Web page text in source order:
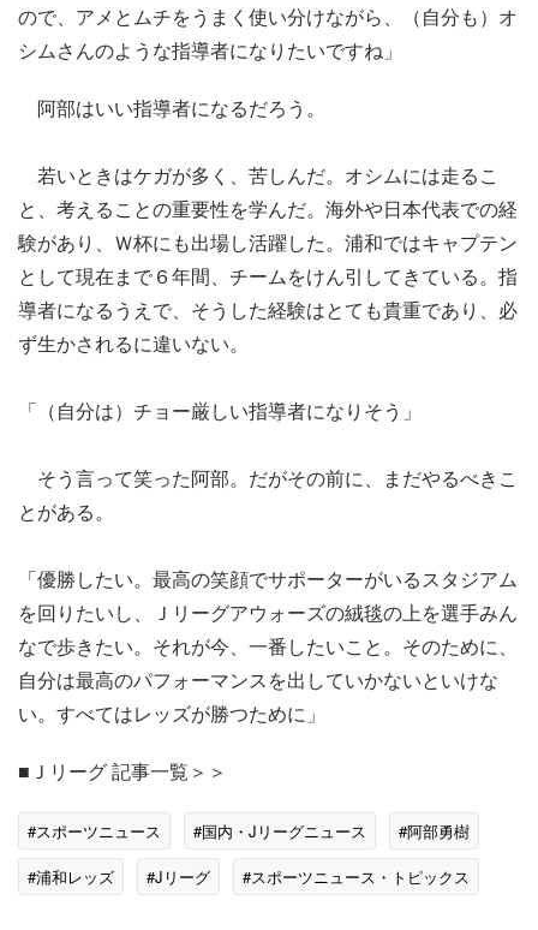
ので、アメとムチをうまく使い分けながら、（自分も）オ
シムさんのような指導者になりたいですね」
阿部はいい指導者になるだろう。
若いときはケガが多く、苦しんだ。オシムには走るこ
と、考えることの重要性を学んだ。海外や日本代表での経
験があり、Ｗ杯にも出場し活躍した。浦和ではキャプテン
として現在まで６年間、チームをけん引してきている。指
導者になるうえで、そうした経験はとても貴重であり、必
ず生かされるに違いない。
「（自分は）チョー厳しい指導者になりそう」
そう言って笑った阿部。だがその前に、まだやるべきこ
とがある。
「優勝したい。最高の笑顔でサポーターがいるスタジアム
を回りたいし、Ｊリーグアウォーズの絨毯の上を選手みん
なで歩きたい。それが今、一番したいこと。そのために、
自分は最高のパフォーマンスを出していかないといけな
い。すべてはレッズが勝つために」
■Ｊリーグ 記事一覧＞＞
#スポーツニュース #国内・Jリーグニュース
#阿部勇樹
#浦和レッズ
#Jリーグ #スポーツニュース・トピックス